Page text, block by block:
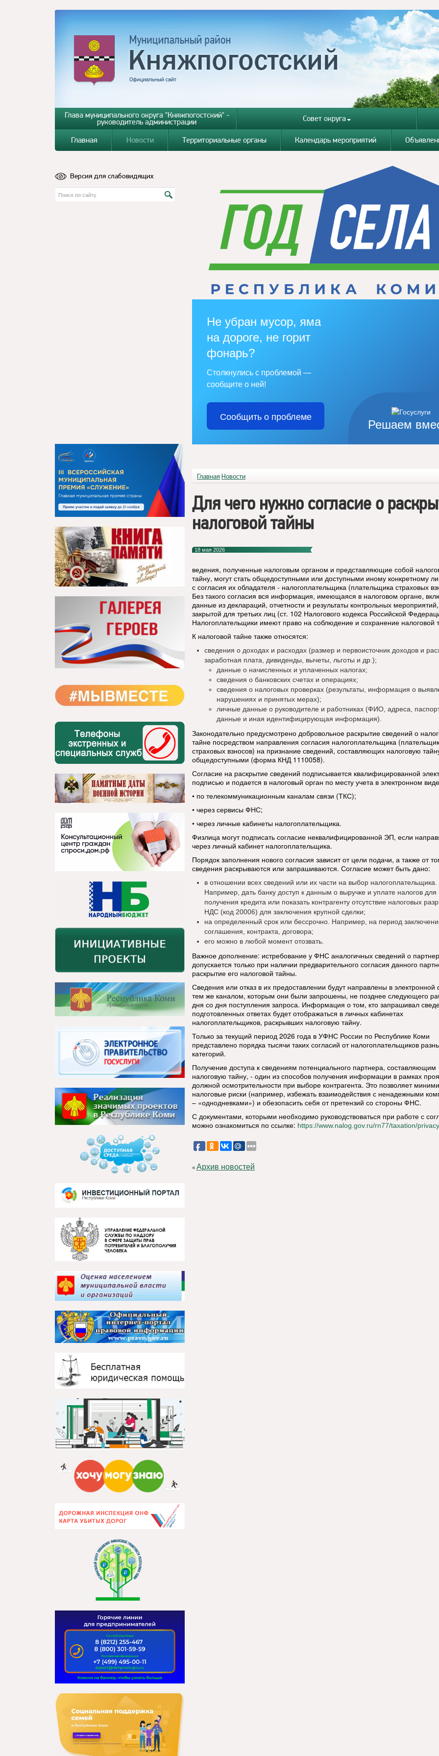
Глава муниципального округа "Княжпогостский" -
руководитель администрации Совет округа
Главная Новости Территориальные органы Календарь мероприятий
Версия для слабовидящих
Решаем
Не убран мусор, яма
на дороге, не горит
фонарь?
Столкнулись с проблемой —
сообщите о ней!
Сообщить о проблеме
Главная Новости
Для чего нужно согласие о
налоговой тайны
18 мая 2026
ведения, полученные налоговым органом и представляющие собой
тайну, могут стать общедоступными или доступными иному конкретному
с согласия их обладателя - налогоплательщика (плательщика страховых
Без такого согласия вся информация, имеющаяся в налоговом органе,
данные из деклараций, отчетности и результаты контрольных мероприятий,
закрытой для третьих лиц (ст. 102 Налогового кодекса Российской
Налогоплательщики имеют право на соблюдение и сохранение налоговой
К налоговой тайне также относятся:
сведения о доходах и расходах (размер и первоисточник доходов и
заработная плата, дивиденды, вычеты, льготы и др.);
данные о начисленных и уплаченных налогах;
сведения о банковских счетах и операциях;
сведения о налоговых проверках (результаты, информация о
нарушениях и принятых мерах);
личные данные о руководителе и работниках (ФИО, адреса,
данные и иная идентифицирующая информация).
Законодательно предусмотрено добровольное раскрытие сведений о
тайне посредством направления согласия налогоплательщика
страховых взносов) на признание сведений, составляющих налоговую
общедоступными (форма КНД 1110058).
Согласие на раскрытие сведений подписывается квалифицированной
подписью и подается в налоговый орган по месту учета в электронном
• по телекоммуникационным каналам связи (ТКС);
• через сервисы ФНС;
• через личные кабинеты налогоплательщика.
Физлица могут подписать согласие неквалифицированной ЭП, если
через личный кабинет налогоплательщика.
Порядок заполнения нового согласия зависит от цели подачи, а также от
сведения раскрываются или запрашиваются. Согласие может быть дано:
в отношении всех сведений или их части на выбор налогоплательщика.
Например, дать банку доступ к данным о выручке и уплате налогов для
получения кредита или показать контрагенту отсутствие налоговых
НДС (код 20006) для заключения крупной сделки;
на определенный срок или бессрочно. Например, на период
соглашения, контракта, договора;
его можно в любой момент отозвать.
Важное дополнение: истребование у ФНС аналогичных сведений о
допускается только при наличии предварительного согласия данного
раскрытие его налоговой тайны.
Сведения или отказ в их предоставлении будут направлены в
тем же каналом, которым они были запрошены, не позднее следующего
дня со дня поступления запроса. Информация о том, кто запрашивал
подготовленных ответах будет отображаться в личных кабинетах
налогоплательщиков, раскрывших налоговую тайну.
Только за текущий период 2026 года в УФНС России по Республике Коми
представлено порядка тысячи таких согласий от налогоплательщиков
категорий.
Получение доступа к сведениям потенциального партнера, составляющим
налоговую тайну, - один из способов получения информации в рамках
должной осмотрительности при выборе контрагента. Это позволяет
налоговые риски (например, избежать взаимодействия с ненадежными
– «однодневками») и обезопасить себя от претензий со стороны ФНС.
С документами, которыми необходимо руководствоваться при работе с
можно ознакомиться по ссылке: https://www.nalog.gov.ru/rn77/taxation/
«Архив новостей